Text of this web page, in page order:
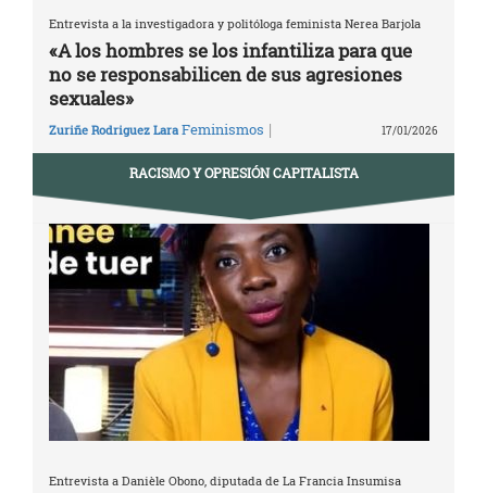
Entrevista a la investigadora y politóloga feminista Nerea Barjola
«A los hombres se los infantiliza para que
no se responsabilicen de sus agresiones
sexuales»
Zuriñe Rodriguez Lara Feminismos | 17/01/2026
RACISMO Y OPRESIÓN CAPITALISTA
Entrevista a Danièle Obono, diputada de La Francia Insumisa